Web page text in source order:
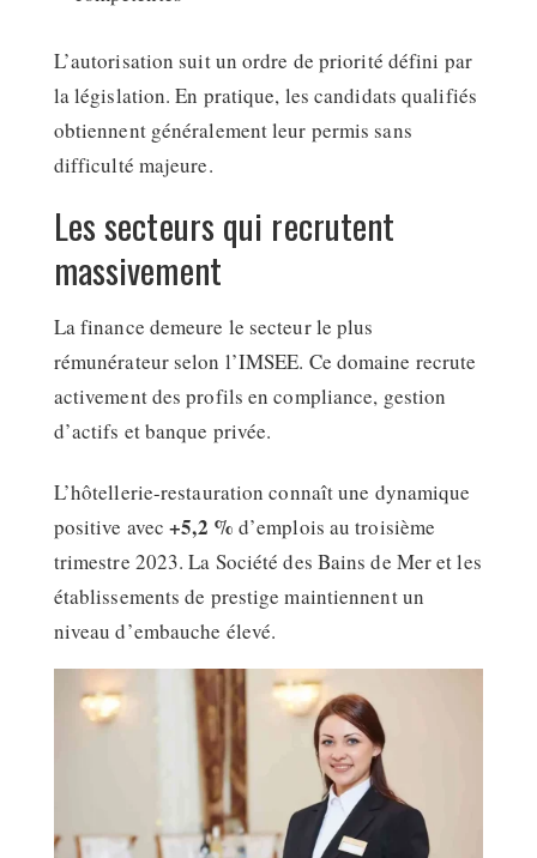
L’autorisation suit un ordre de priorité défini par
la législation. En pratique, les candidats qualifiés
obtiennent généralement leur permis sans
difficulté majeure.
Les secteurs qui recrutent
massivement
La finance demeure le secteur le plus
rémunérateur selon l’IMSEE. Ce domaine recrute
activement des profils en compliance, gestion
d’actifs et banque privée.
L’hôtellerie-restauration connaît une dynamique
positive avec+5,2 % d’emplois au troisième
trimestre 2023. La Société des Bains de Mer et les
établissements de prestige maintiennent un
niveau d’embauche élevé.